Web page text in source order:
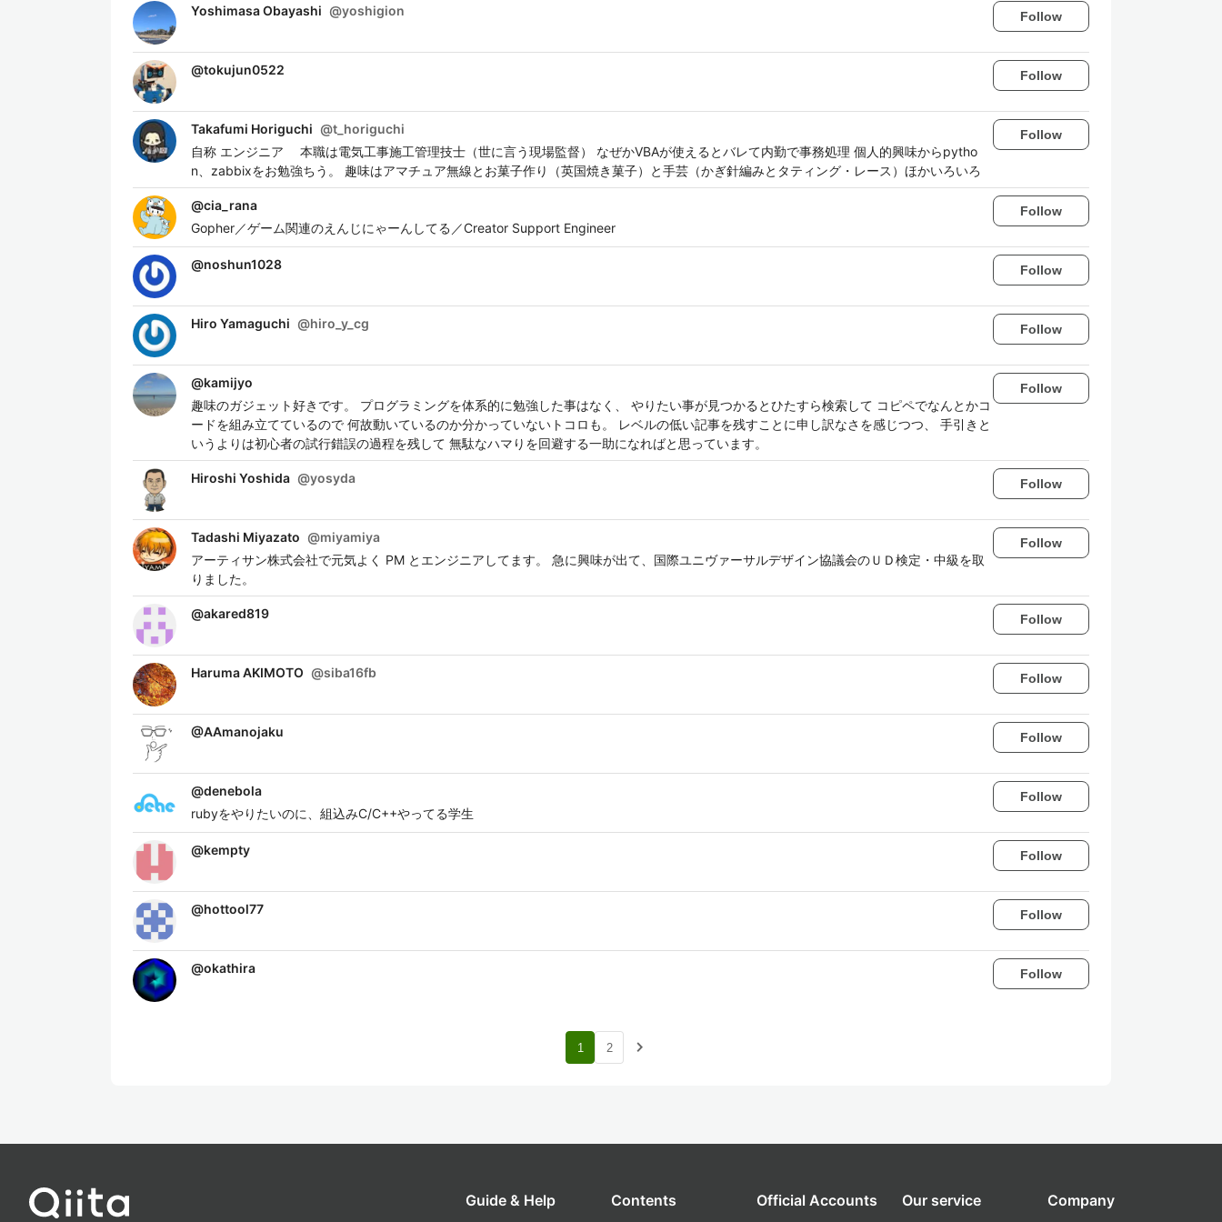
Yoshimasa Obayashi @yoshigion Follow
@tokujun0522 Follow
Takafumi Horiguchi @t_horiguchi
自称 エンジニア 本職は電気工事施工管理技士（世に言う現場監督） なぜかVBAが使えるとバレて内勤で事務処理 個人的興味からpytho
n、zabbixをお勉強ちう。 趣味はアマチュア無線とお菓子作り（英国焼き菓子）と手芸（かぎ針編みとタティング・レース）ほかいろいろ
Follow
@cia_rana
Gopher／ゲーム関連のえんじにゃーんしてる／Creator Support Engineer
Follow
@noshun1028 Follow
Hiro Yamaguchi @hiro_y_cg Follow
@kamijyo
趣味のガジェット好きです。 プログラミングを体系的に勉強した事はなく、 やりたい事が見つかるとひたすら検索して コピペでなんとかコ
ードを組み立てているので 何故動いているのか分かっていないトコロも。 レベルの低い記事を残すことに申し訳なさを感じつつ、 手引きと
いうよりは初心者の試行錯誤の過程を残して 無駄なハマりを回避する一助になればと思っています。
Follow
Hiroshi Yoshida @yosyda Follow
Tadashi Miyazato @miyamiya
アーティサン株式会社で元気よく PM とエンジニアしてます。 急に興味が出て、国際ユニヴァーサルデザイン協議会のＵＤ検定・中級を取
りました。
Follow
@akared819 Follow
Haruma AKIMOTO @siba16fb Follow
@AAmanojaku Follow
@denebola
rubyをやりたいのに、組込みC/C++やってる学生
Follow
@kempty Follow
@hottool77 Follow
@okathira Follow
1 2 navigate_next
Guide & Help Contents Official Accounts Our service Company